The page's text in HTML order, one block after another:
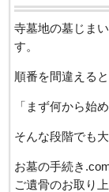
寺墓地の墓じま
す。
順番を間違える
「まず何から始
そんな段階でも大
お墓の手続き
ご遺骨のお取り